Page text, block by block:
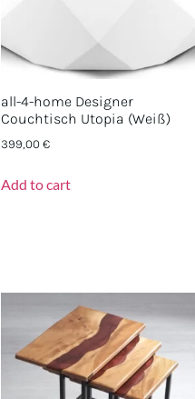
all-4-home Designer
Couchtisch Utopia (Weiß)
399,00€
Add to cart